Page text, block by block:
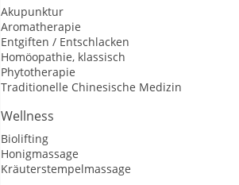
Akupunktur
Aromatherapie
Entgiften / Entschlacken
Homöopathie, klassisch
Phytotherapie
Traditionelle Chinesische Medizin
Wellness
Biolifting
Honigmassage
Kräuterstempelmassage